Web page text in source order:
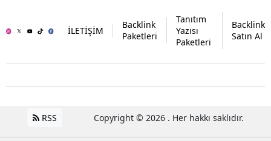
İLETİŞİM
Backlink
Paketleri
Tanıtım
Yazısı
Paketleri
Backlink
Satın Al
RSS Copyright © 2026 . Her hakkı saklıdır.